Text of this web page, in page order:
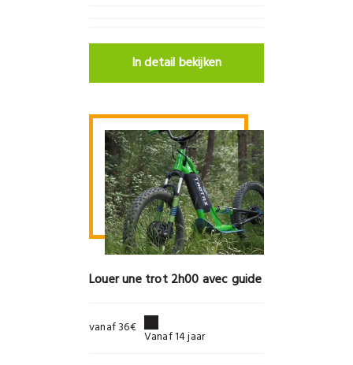
In detail bekijken
Louer une trot 2h00 avec guide
vanaf 36€ Vanaf 14 jaar